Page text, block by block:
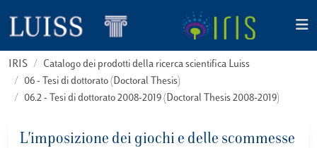
IRIS
Catalogo dei prodotti della ricerca scientifica Luiss
06 - Tesi di dottorato (Doctoral Thesis)
06.2 - Tesi di dottorato 2008-2019 (Doctoral Thesis 2008-2019)
L'imposizione dei giochi e delle scommesse